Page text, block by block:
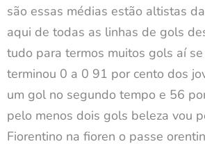
são essas médias estão altistas
aqui de todas as linhas de gols
tudo para termos muitos gols aí
terminou 0 a 0 91 por cento dos
um gol no segundo tempo e 56
pelo menos dois gols beleza vou
Fiorentino na fioren o passe